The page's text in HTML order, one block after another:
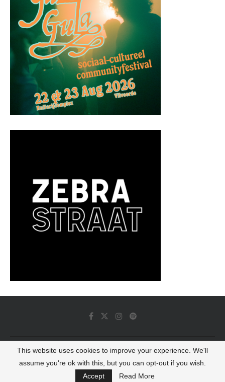
© 2022 - Luminous Dash All Rights Reserved
BACK TO TOP
This website uses cookies to improve your experience. We'll
assume you're ok with this, but you can opt-out if you wish.
Accept
Read More